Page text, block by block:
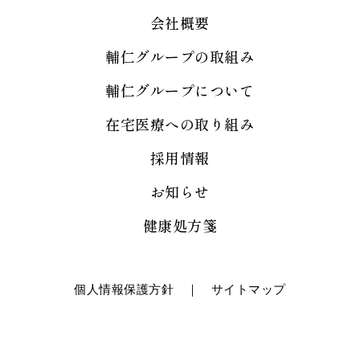
会社概要
輔仁グループの取組み
輔仁グループについて
在宅医療への取り組み
採用情報
お知らせ
健康処方箋
個人情報保護方針 ｜ サイトマップ